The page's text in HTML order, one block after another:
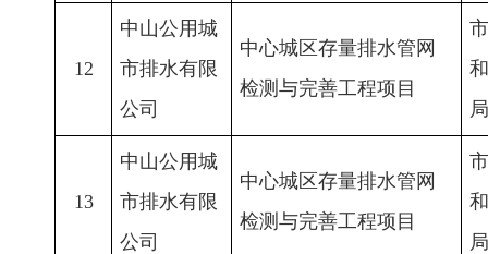
12
中山公用城
市排水有限
公司
中心城区存量排水管网
检测与完善工程项目
局
13
中山公用城
市排水有限
公司
中心城区存量排水管网
检测与完善工程项目
局